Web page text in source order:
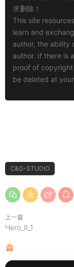
求删除！
This site
learn and
author, the ability
author. If there is
proof of copyright
be deleted at
C&G-STUDIO
上一篇
Hero_II_1